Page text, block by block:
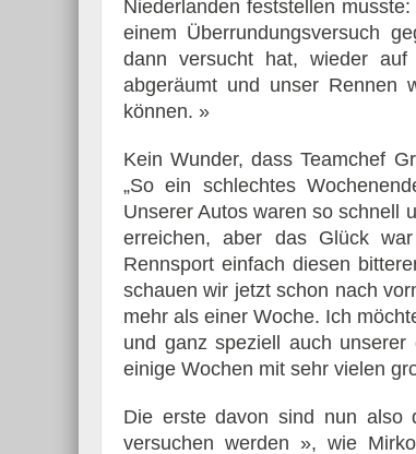
Niederlanden feststellen
einem Überrundungsversuch
dann versucht hat, wieder
abgeräumt und unser Rennen
können. »
Kein Wunder, dass Teamchef
„So ein schlechtes
Unserer Autos waren so schnell
erreichen, aber das Glück
Rennsport einfach diesen
schauen wir jetzt schon nach
mehr als einer Woche. Ich
und ganz speziell auch
einige Wochen mit sehr vielen
Die erste davon sind nun also
versuchen werden », wie